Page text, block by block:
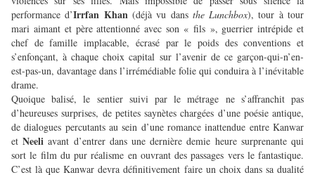
performance d’Irrfan Khan (déjà vu dans the Lunchbox), tour à tour
mari aimant et père attentionné avec son « fils », guerrier intrépide et
chef de famille implacable, écrasé par le poids des conventions et
s’enfonçant, à chaque choix capital sur l’avenir de ce garçon-qui-n’en-
est-pas-un, davantage dans l’irrémédiable folie qui conduira à l’inévitable
drame.
Quoique balisé, le sentier suivi par le métrage ne s’affranchit pas
d’heureuses surprises, de petites saynètes chargées d’une poésie antique,
de dialogues percutants au sein d’une romance inattendue entre Kanwar
etNeeli avant d’entrer dans une dernière demie heure surprenante qui
sort le film du pur réalisme en ouvrant des passages vers le fantastique.
C’est là que Kanwar devra définitivement faire un choix dans sa dualité